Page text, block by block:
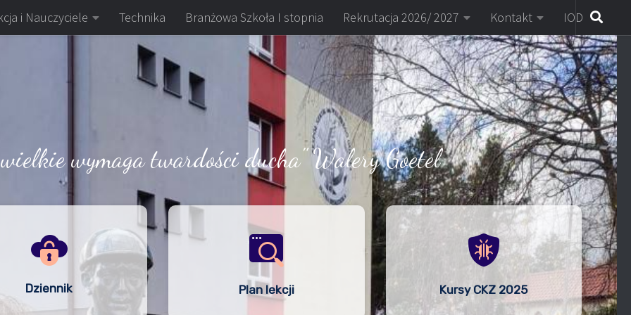
i Nauczyciele Technika Branżowa Szkoła I stopnia Rekrutacja 2026/ 2027 Kontakt IOD
wymaga twardości ducha" Walery Goetel
Dziennik Plan lekcji Kursy CKZ 2025